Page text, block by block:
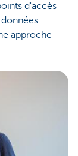
d'accès
approche